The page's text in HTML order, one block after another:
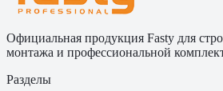
Официальная продукция Fasty для
монтажа и профессиональной
Разделы